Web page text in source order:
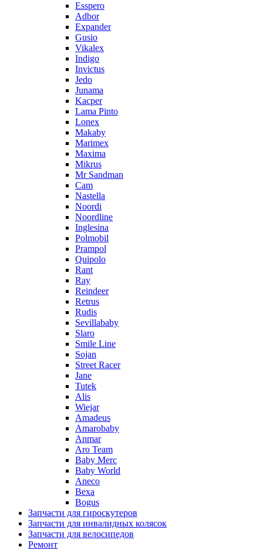
Esspero
Adbor
Expander
Gusio
Vikalex
Indigo
Invictus
Jedo
Junama
Kacper
Lama Pinto
Lonex
Makaby
Marimex
Maxima
Mikrus
Mr Sandman
Cam
Nastella
Noordi
Noordline
Inglesina
Polmobil
Prampol
Quipolo
Rant
Ray
Reindeer
Retrus
Rudis
Sevillababy
Slaro
Smile Line
Sojan
Street Racer
Jane
Tutek
Alis
Wiejar
Amadeus
Amarobaby
Anmar
Aro Team
Baby Merc
Baby World
Aneco
Bexa
Bogus
Запчасти для гироскутеров
Запчасти для инвалидных колясок
Запчасти для велосипедов
Ремонт